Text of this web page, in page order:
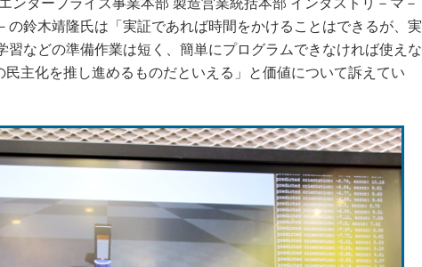
ンタープライズ事業本部 製造営業統括本部 インダストリ－マ－
の鈴木靖隆氏は「実証であれば時間をかけることはできるが、実
習などの準備作業は短く、簡単にプログラムできなければ使えな
民主化を推し進めるものだといえる」と価値について訴えてい